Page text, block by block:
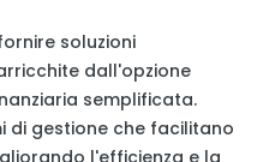
soluzioni
dall'opzione
semplificata.
di gestione che facilitano
l'efficienza e la